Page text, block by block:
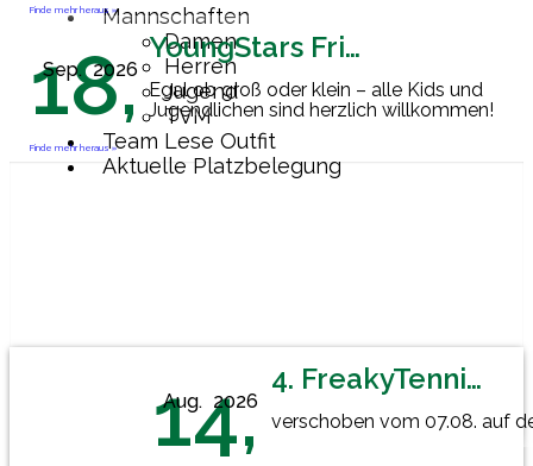
Mannschaften
Damen
Herren
Jugend
TVM
Team Lese Outfit
Aktuelle Platzbelegung
Endrunde zur Deutschen
Mannschaftsmeisterschaft der Herren
60 zu sein. Ab[…]
Finde mehr heraus »
Sep.
18,
2026
YoungStars Friday
Egal ob groß oder klein – alle Kids und
Jugendlichen sind herzlich willkommen!
Finde mehr heraus »
Aug.
14,
2026
4. FreakyTennisFriday
verschoben vom 07.08. auf